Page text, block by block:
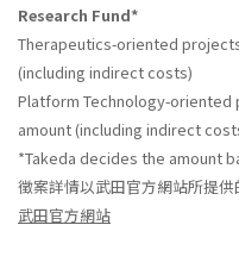
Research Fund*
Therapeutics-oriented
(including indirect costs)
Platform Technology-oriented
amount (including indirect
*Takeda decides the amount
徵案詳情以武田官方網站所提
武田官方網站